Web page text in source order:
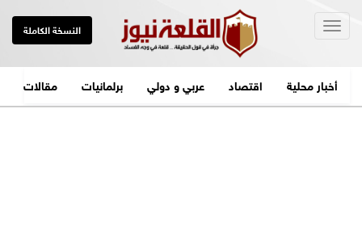
النسخة الكاملة
أخبار محلية اقتصاد عربي و دولي برلمانيات مقالات